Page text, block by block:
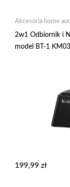
Akcesoria home
2w1 Odbiornik i
model BT-1
199,99 zł